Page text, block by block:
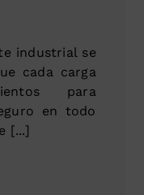
industrial se
cada carga
para
en todo
[...]